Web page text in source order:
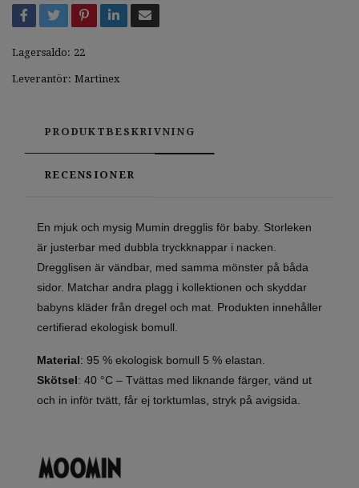
Lagersaldo: 22
Leverantör: Martinex
PRODUKTBESKRIVNING
RECENSIONER
En mjuk och mysig Mumin dregglis för baby. Storleken
är justerbar med dubbla tryckknappar i nacken.
Dregglisen är vändbar, med samma mönster på båda
sidor. Matchar andra plagg i kollektionen och skyddar
babyns kläder från dregel och mat. Produkten innehåller
certifierad ekologisk bomull.
Material: 95 % ekologisk bomull 5 % elastan.
Skötsel: 40 °C – Tvättas med liknande färger, vänd ut
och in inför tvätt, får ej torktumlas, stryk på avigsida.